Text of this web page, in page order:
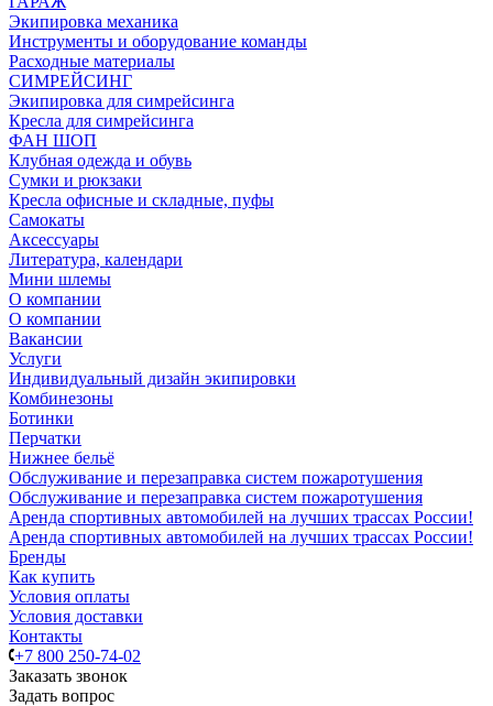
Экипировка механика
Инструменты и оборудование команды
Расходные материалы
СИМРЕЙСИНГ
Экипировка для симрейсинга
Кресла для симрейсинга
ФАН ШОП
Клубная одежда и обувь
Сумки и рюкзаки
Кресла офисные и складные, пуфы
Самокаты
Аксессуары
Литература, календари
Мини шлемы
О компании
О компании
Вакансии
Услуги
Индивидуальный дизайн экипировки
Комбинезоны
Ботинки
Перчатки
Нижнее бельё
Обслуживание и перезаправка систем пожаротушения
Обслуживание и перезаправка систем пожаротушения
Аренда спортивных автомобилей на лучших трассах России!
Аренда спортивных автомобилей на лучших трассах России!
Бренды
Как купить
Условия оплаты
Условия доставки
Контакты
+7 800 250-74-02
Заказать звонок
Задать вопрос